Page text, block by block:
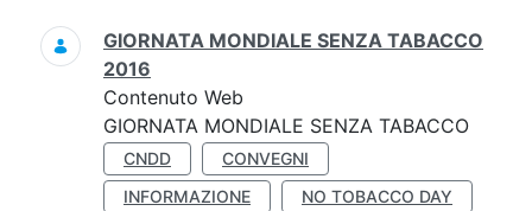
GIORNATA MONDIALE SENZA TABACCO
2016
Contenuto Web
GIORNATA MONDIALE SENZA TABACCO
CNDD
CONVEGNI
INFORMAZIONE
NO TOBACCO DAY